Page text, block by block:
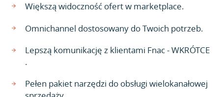
Większą widoczność ofert w marketplace.
Omnichannel dostosowany do Twoich potrzeb.
Lepszą komunikację z klientami Fnac - WKRÓTCE
.
Pełen pakiet narzędzi do obsługi wielokanałowej